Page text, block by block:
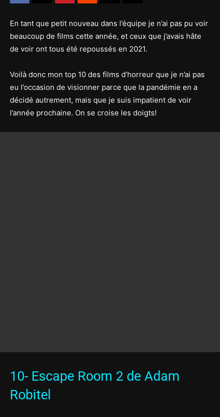
En tant que petit nouveau dans l’équipe je n’ai pas pu voir
beaucoup de films cette année, et ceux que j’avais hâte
de voir ont tous été repoussés en 2021.
Voilà donc mon top 10 des films d’horreur que je n’ai pas
eu l’occasion de visionner parce que la pandémie en a
décidé autrement, mais que je suis impatient de voir
l’année prochaine. On se croise les doigts!
10- Escape Room 2 de Adam
Robitel